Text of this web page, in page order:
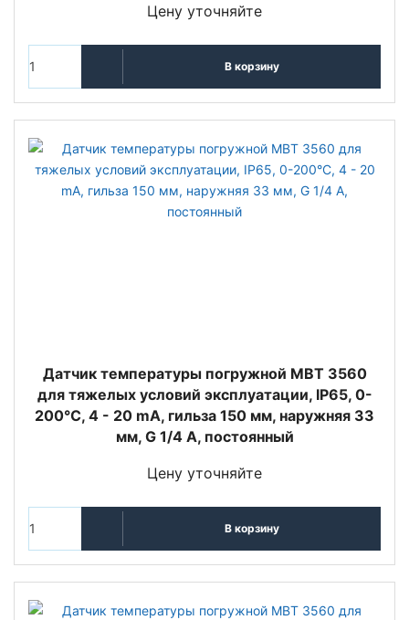
Цену уточняйте
В корзину
Датчик температуры погружной MBT 3560
для тяжелых условий эксплуатации, IP65, 0-
200°C, 4 - 20 mA, гильза 150 мм, наружняя 33
мм, G 1/4 A, постоянный
Цену уточняйте
В корзину